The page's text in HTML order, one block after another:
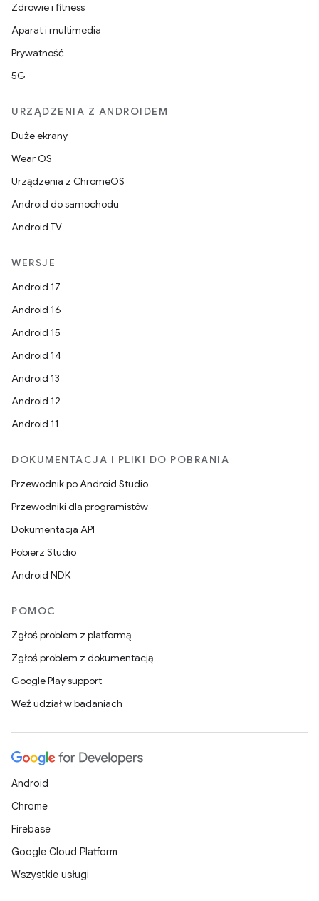
Zdrowie i fitness
Aparat i multimedia
Prywatność
5G
URZĄDZENIA Z ANDROIDEM
Duże ekrany
Wear OS
Urządzenia z ChromeOS
Android do samochodu
Android TV
WERSJE
Android 17
Android 16
Android 15
Android 14
Android 13
Android 12
Android 11
DOKUMENTACJA I PLIKI DO POBRANIA
Przewodnik po Android Studio
Przewodniki dla programistów
Dokumentacja API
Pobierz Studio
Android NDK
POMOC
Zgłoś problem z platformą
Zgłoś problem z dokumentacją
Google Play support
Weź udział w badaniach
Android
Chrome
Firebase
Google Cloud Platform
Wszystkie usługi